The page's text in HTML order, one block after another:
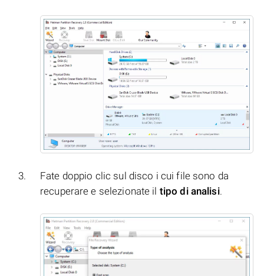
Fate doppio clic sul disco i cui file sono da
recuperare e selezionate il tipo di analisi.